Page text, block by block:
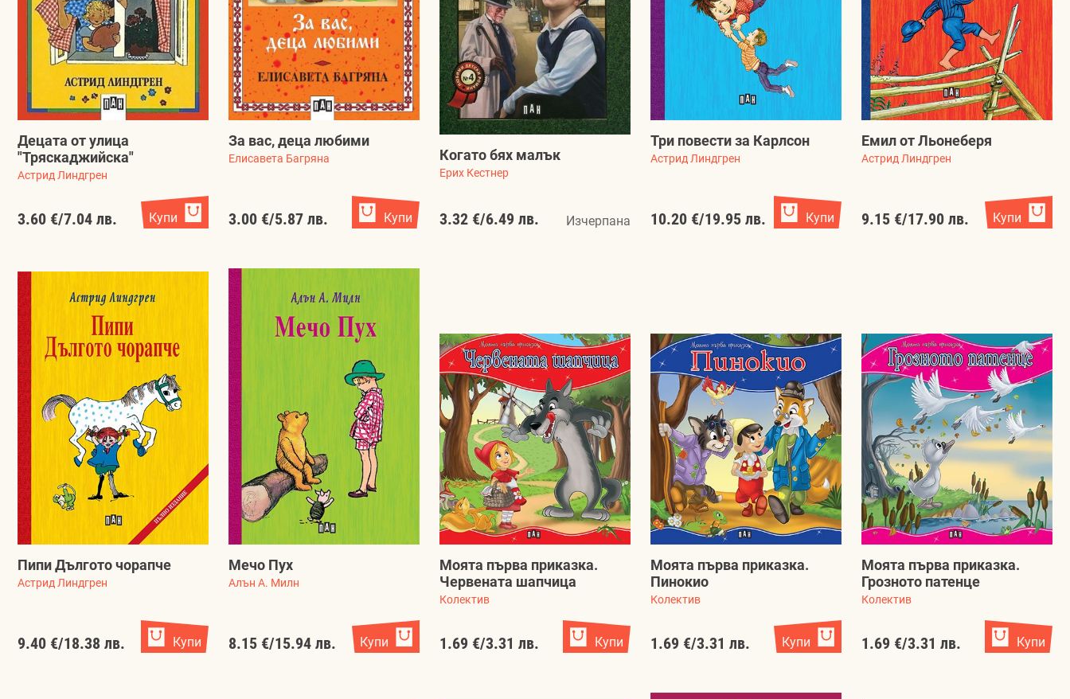
Децата от улица
"Тряскаджийска"
Астрид Линдгрен
3.60 €/7.04 лв. Купи
За вас, деца любими
Елисавета Багряна
3.00 €/5.87 лв. Купи
Когато бях малък
Ерих Кестнер
3.32 €/6.49 лв. Изчерпана
Три повести за Карлсон
Астрид Линдгрен
10.20 €/19.95 лв. Купи
Емил от Льонеберя
Астрид Линдгрен
9.15 €/17.90 лв. Купи
Пипи Дългото чорапче
Астрид Линдгрен
9.40 €/18.38 лв. Купи
Мечо Пух
Алън А. Милн
8.15 €/15.94 лв. Купи
Моята първа приказка.
Червената шапчица
Колектив
1.69 €/3.31 лв. Купи
Моята първа приказка.
Пинокио
Колектив
1.69 €/3.31 лв. Купи
Моята първа приказка.
Грозното патенце
Колектив
1.69 €/3.31 лв. Купи